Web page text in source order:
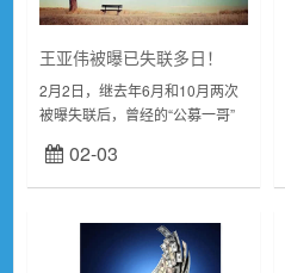
王亚伟被曝已失联多日！
2月2日，继去年6月和10月两次
被曝失联后，曾经的“公募一哥”
“公募一哥”王亚伟被曝失联多日
据腾讯新闻《一线》2月2日消
02-03